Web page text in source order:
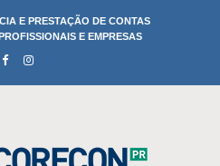
E PRESTAÇÃO DE CONTAS
E EMPRESAS